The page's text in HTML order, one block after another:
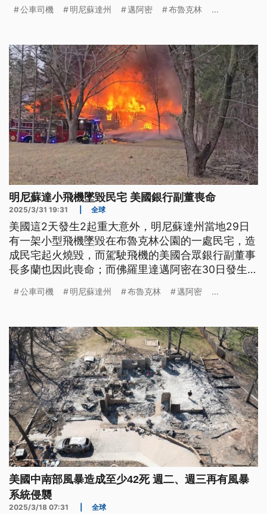
公車司機 明尼蘇達州 邁阿密 布魯克林 ...
明尼蘇達小飛機墜毀民宅 美國銀行副董喪命
2025/3/31 19:31 全球
美國這2天發生2起重大意外，明尼蘇達州當地29日
有一架小型飛機墜毀在布魯克林公園的一處民宅，造
成民宅起火燒毀，而駕駛飛機的美國合眾銀行副董事
長多蘭也因此喪命；而佛羅里達邁阿密在30日發生公
成2人死亡。
公車司機 明尼蘇達州 布魯克林 邁阿密 ...
美國中南部風暴造成至少42死 週二、週三再有風暴
系統侵襲
2025/3/18 07:31 全球